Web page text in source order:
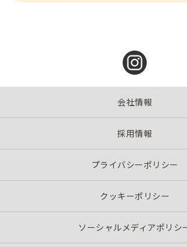
会社情報
採用情報
プライバシーポリシー
クッキーポリシー
ソーシャルメディアポリシ